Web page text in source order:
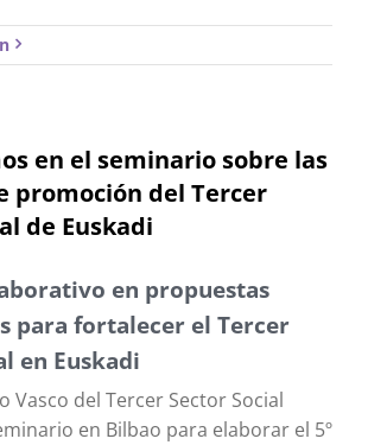
en el seminario sobre las
promoción del Tercer
de Euskadi
en propuestas
para fortalecer el Tercer
en Euskadi
Vasco del Tercer Sector Social
en Bilbao para elaborar el 5º